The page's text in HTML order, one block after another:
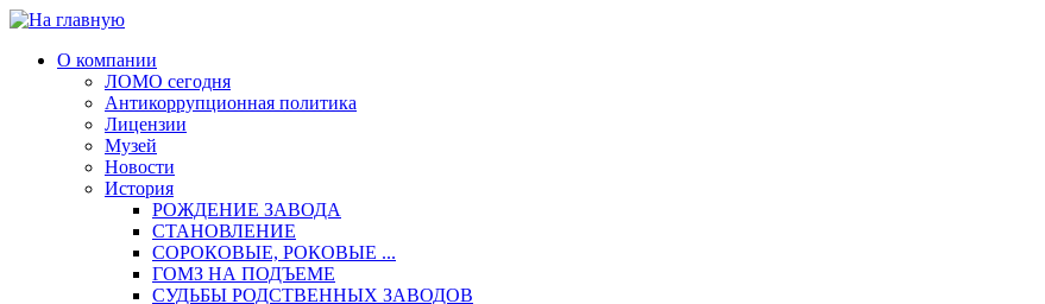
О компании
ЛОМО сегодня
Антикоррупционная политика
Лицензии
Музей
Новости
История
РОЖДЕНИЕ ЗАВОДА
СТАНОВЛЕНИЕ
СОРОКОВЫЕ, РОКОВЫЕ ...
ГОМЗ НА ПОДЪЕМЕ
СУДЬБЫ РОДСТВЕННЫХ ЗАВОДОВ